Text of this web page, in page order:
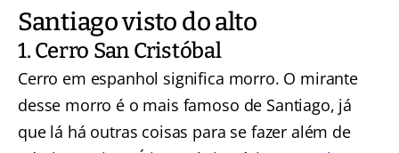
Santiago visto do alto
1. Cerro San Cristóbal
Cerro em espanhol significa morro. O mirante
desse morro é o mais famoso de Santiago, já
que lá há outras coisas para se fazer além de